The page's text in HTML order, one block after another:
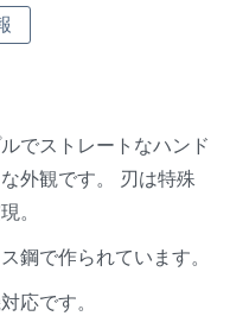
でストレートなハンド
外観です。 刃は特殊
。
鋼で作られています。
応です。